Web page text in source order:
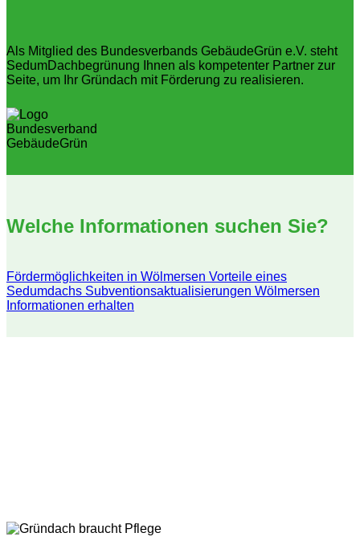
Als Mitglied des Bundesverbands GebäudeGrün e.V. steht
SedumDachbegrünung Ihnen als kompetenter Partner zur
Seite, um Ihr Gründach mit Förderung zu realisieren.
Welche Informationen suchen Sie?
Fördermöglichkeiten in Wölmersen Vorteile eines
Sedumdachs Subventionsaktualisierungen Wölmersen
Informationen erhalten